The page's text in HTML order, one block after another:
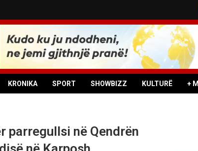
KRONIKA SPORT SHOWBIZZ KULTURË +
parregullsi në Qendrën